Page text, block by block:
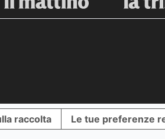
raccolta Le tue preferenze